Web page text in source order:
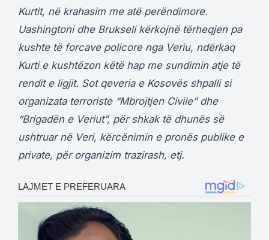
Kurtit, në krahasim me atë perëndimore.
Uashingtoni dhe Brukseli kërkojnë tërheqjen pa
kushte të forcave policore nga Veriu, ndërkaq
Kurti e kushtëzon këtë hap me sundimin atje të
rendit e ligjit. Sot qeveria e Kosovës shpalli si
organizata terroriste “Mbrojtjen Civile” dhe
“Brigadën e Veriut”, për shkak të dhunës së
ushtruar në Veri, kërcënimin e pronës publike e
private, për organizim trazirash, etj.